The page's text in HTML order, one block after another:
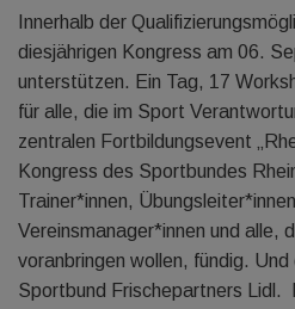
Innerhalb der
diesjährigen Kongress am 06.
unterstützen. Ein Tag, 17
für alle, die im Sport
zentralen Fortbildungsevent
Kongress des Sportbundes
Trainer*innen,
Vereinsmanager*innen und alle,
voranbringen wollen, fündig.
Sportbund Frischepartners Lidl.